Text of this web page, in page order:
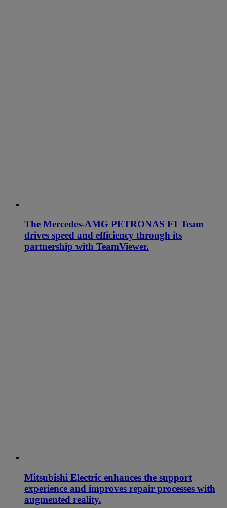
The Mercedes-AMG PETRONAS F1 Team
drives speed and efficiency through its
partnership with TeamViewer.
Mitsubishi Electric enhances the support
experience and improves repair processes with
augmented reality.